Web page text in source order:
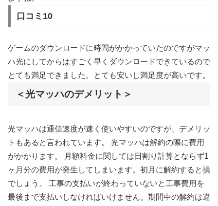
口コミ10
ゲームのダウンロードに時間がかかっていたのですがマッ
ハ光にしてからはすごく早くダウンロードできているので
とても満足できました。とても安いし満足度が高いです。
＜光マッハのデメリット＞
光マッハは通信速度が速く使いやすいのですが、デメリッ
トもあると言われています。 光マッハは解約の際に費用
がかかります。 月額料金に関しては日割り計算とならず1
ヶ月分の費用が発生してしまいます。初月に解約すると損
でしょう。 工事の支払いが終わっていないと工事費用を
最後まで支払いしなければいけません。期間中の解約は違